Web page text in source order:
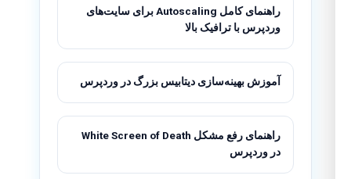
راهنمای کامل Autoscaling برای سایت‌های
وردپرس با ترافیک بالا
آموزش بهینه‌سازی دیتابیس بزرگ در وردپرس
راهنمای رفع مشکل White Screen of Death
در وردپرس